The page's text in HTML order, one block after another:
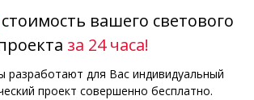
стоимость вашего светового
за 24 часа!
разработают для Вас индивидуальный
проект совершенно бесплатно.